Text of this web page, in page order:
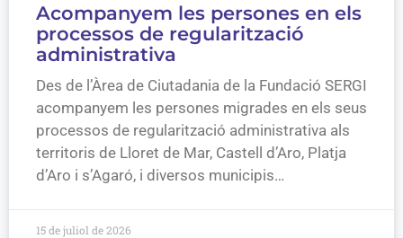
Acompanyem les persones en els
processos de regularització
administrativa
Des de l’Àrea de Ciutadania de la Fundació SERGI
acompanyem les persones migrades en els seus
processos de regularització administrativa als
territoris de Lloret de Mar, Castell d’Aro, Platja
d’Aro i s’Agaró, i diversos municipis…
15 de juliol de 2026